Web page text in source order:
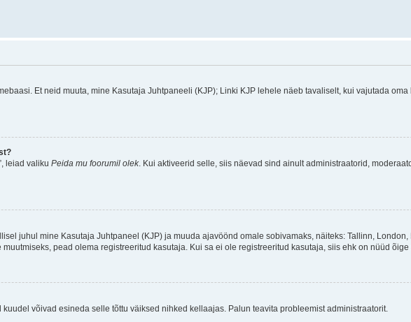
Et neid muuta, mine Kasutaja Juhtpaneeli (KJP); Linki KJP lehele näeb tavaliselt, kui vajutada
leiad valiku Peida mu foorumil olek. Kui aktiveerid selle, siis näevad sind ainult administraatorid,
juhul mine Kasutaja Juhtpaneel (KJP) ja muuda ajavöönd omale sobivamaks, näiteks: Tallinn, London,
pead olema registreeritud kasutaja. Kui sa ei ole registreeritud kasutaja, siis ehk on nüüd õige
võivad esineda selle tõttu väiksed nihked kellaajas. Palun teavita probleemist administraatorit.